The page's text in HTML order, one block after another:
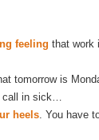
feeling that work
tomorrow is
call in sick…
heels. You have